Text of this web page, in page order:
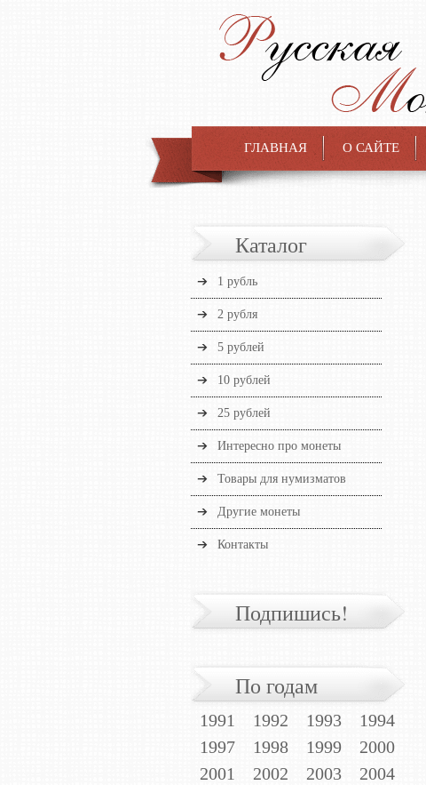
ГЛАВНАЯ О САЙТЕ
Каталог
1 рубль
2 рубля
5 рублей
10 рублей
25 рублей
Интересно про монеты
Товары для нумизматов
Другие монеты
Контакты
Подпишись!
По годам
1991 1992 1993
1994
1997
1998 1999
2000
2001
2002 2003
2004